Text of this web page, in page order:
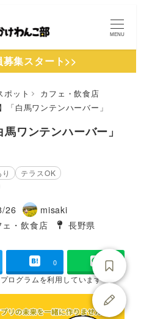
MENU
集スタート>>
ポット
カフェ・飲食店
「白馬ワンテンハーバー」
馬ワンテンハーバー」
テラスOK
26
著
者
misaki
ェ・飲食店
タグ
長野県
0
ログラムを利用しています